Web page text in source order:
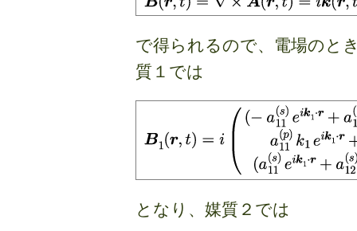
で得られるので、電場のと
質１では
となり、媒質２では